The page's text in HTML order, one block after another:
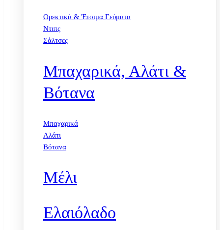
Ορεκτικά & Έτοιμα Γεύματα
Ντιπς
Σάλτσες
Μπαχαρικά, Αλάτι &
Βότανα
Μπαχαρικά
Αλάτι
Βότανα
Μέλι
Ελαιόλαδο